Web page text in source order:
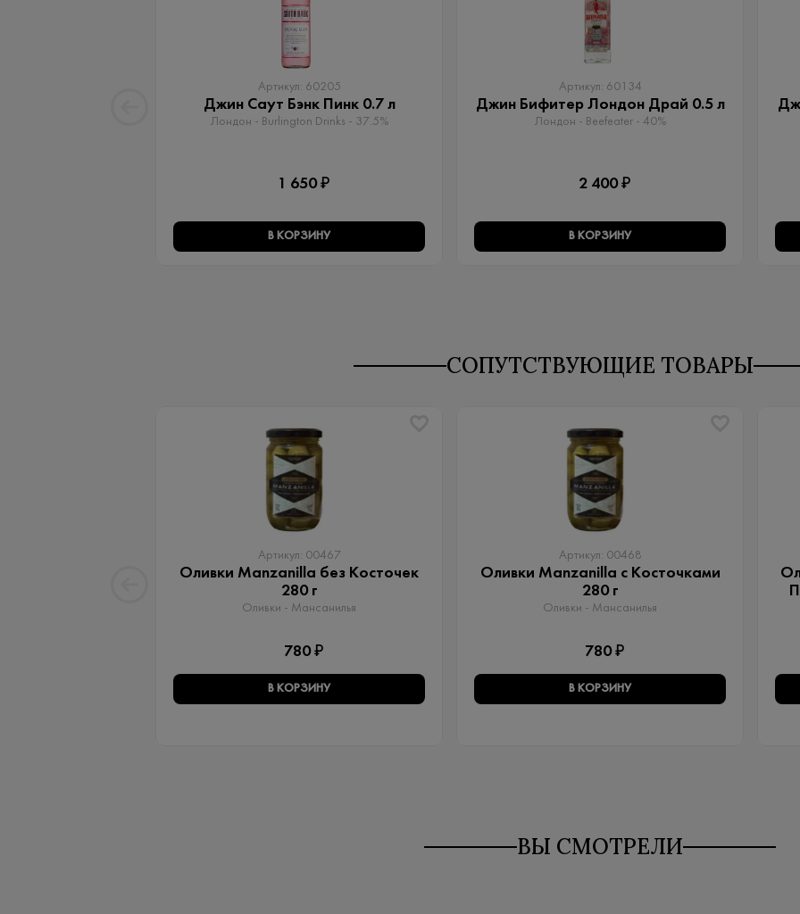
Артикул: 60205
Джин Саут Бэнк Пинк 0.7 л
Лондон - Burlington Drinks - 37.5%
1 650 ₽
В КОРЗИНУ
Артикул: 60134
Джин Бифитер Лондон Драй 0.5 л
Лондон - Beefeater - 40%
2 400 ₽
В КОРЗИНУ
СОПУТСТВУЮЩИЕ ТОВАРЫ
Артикул: 00467
Оливки Manzanilla без Косточек
280 г
Оливки - Мансанилья
780 ₽
В КОРЗИНУ
Артикул: 00468
Оливки Manzanilla с Косточками
280 г
Оливки - Мансанилья
780 ₽
В КОРЗИНУ
ВЫ СМОТРЕЛИ